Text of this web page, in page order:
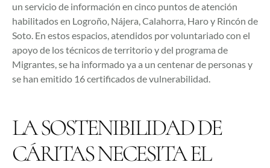
un servicio de información en cinco puntos de atención
habilitados en Logroño, Nájera, Calahorra, Haro y Rincón de
Soto. En estos espacios, atendidos por voluntariado con el
apoyo de los técnicos de territorio y del programa de
Migrantes, se ha informado ya a un centenar de personas y
se han emitido 16 certificados de vulnerabilidad.
LA SOSTENIBILIDAD DE
CÁRITAS NECESITA EL